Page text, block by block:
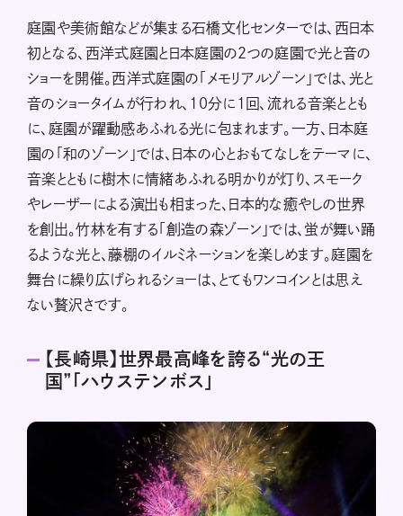
庭園や美術館などが集まる石橋文化センターでは、西日本
初となる、西洋式庭園と日本庭園の2つの庭園で光と音の
ショーを開催。西洋式庭園の「メモリアルゾーン」では、光と
音のショータイムが行われ、10分に1回、流れる音楽ととも
に、庭園が躍動感あふれる光に包まれます。一方、日本庭
園の「和のゾーン」では、日本の心とおもてなしをテーマに、
音楽とともに樹木に情緒あふれる明かりが灯り、スモーク
やレーザーによる演出も相まった、日本的な癒やしの世界
を創出。竹林を有する「創造の森ゾーン」では、蛍が舞い踊
るような光と、藤棚のイルミネーションを楽しめます。庭園を
舞台に繰り広げられるショーは、とてもワンコインとは思え
ない贅沢さです。
【長崎県】世界最高峰を誇る“光の王
国”「ハウステンボス」